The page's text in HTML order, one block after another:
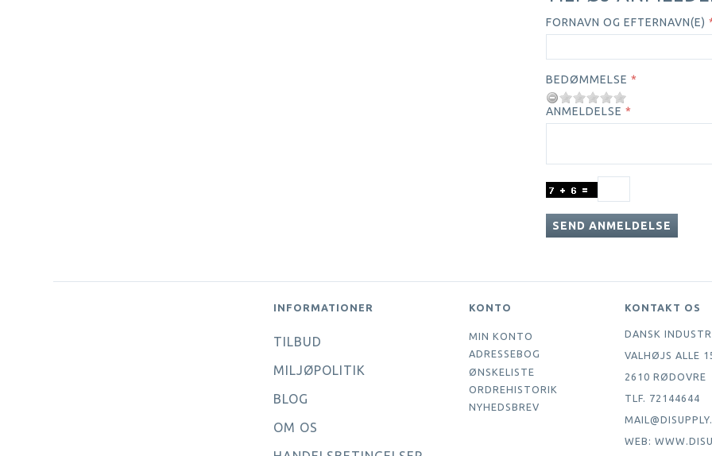
FORNAVN OG EFTERNAVN(E)
BEDØMMELSE
ANMELDELSE
SEND ANMELDELSE
INFORMATIONER
TILBUD
MILJØPOLITIK
BLOG
OM OS
KONTO
MIN KONTO
ADRESSEBOG
ØNSKELISTE
ORDREHISTORIK
NYHEDSBREV
KONTAKT OS
DANSK
VALHØJS ALLE
2610 RØDOVRE
TLF. 72144644
WEB: